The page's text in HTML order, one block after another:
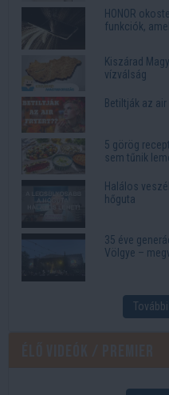
HONOR
funkciók,
Kiszárad
vízválság
Betiltják az
5 görög
sem tűnik
Halálos
hőguta
35 éve
Völgye –